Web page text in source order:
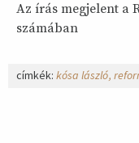
Az írás megjelent a
számában
címkék: kósa lászló